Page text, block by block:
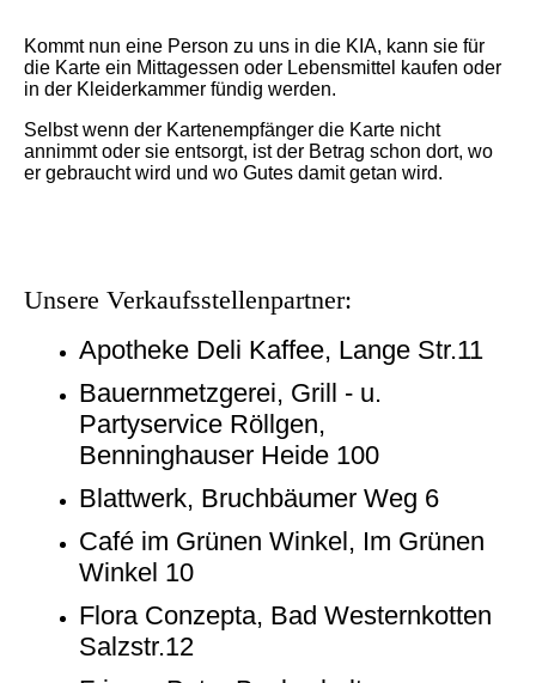
Kommt nun eine Person zu uns in die KIA, kann sie für
die Karte ein Mittagessen oder Lebensmittel kaufen oder
in der Kleiderkammer fündig werden.
Selbst wenn der Kartenempfänger die Karte nicht
annimmt oder sie entsorgt, ist der Betrag schon dort, wo
er gebraucht wird und wo Gutes damit getan wird.
Unsere Verkaufsstellenpartner:
Apotheke Deli Kaffee, Lange Str.11
Bauernmetzgerei, Grill - u.
Partyservice Röllgen,
Benninghauser Heide 100
Blattwerk, Bruchbäumer Weg 6
Café im Grünen Winkel, Im Grünen
Winkel 10
Flora Conzepta, Bad Westernkotten
Salzstr.12